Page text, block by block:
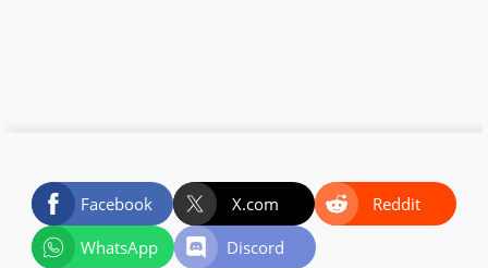
Facebook X.com
Reddit
WhatsApp
Discord